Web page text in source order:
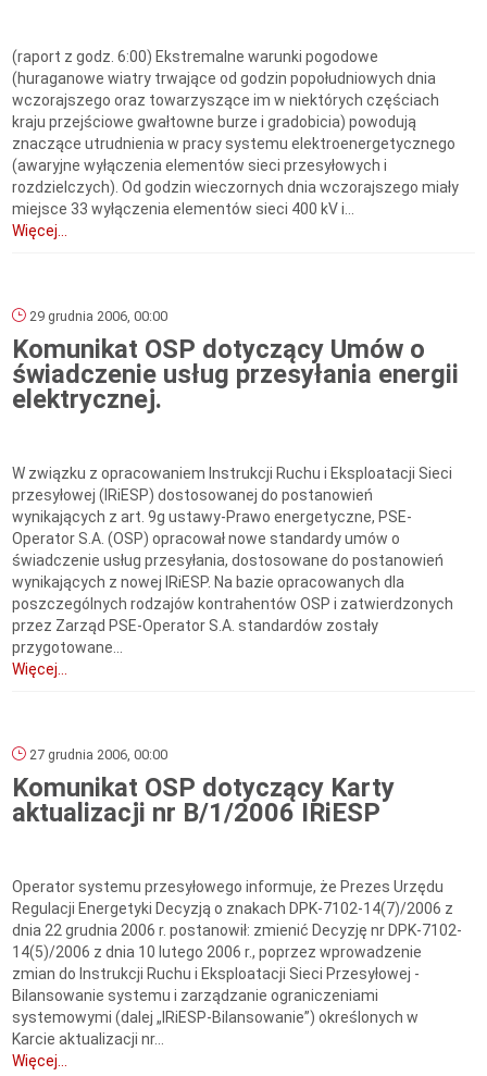
(raport z godz. 6:00) Ekstremalne warunki pogodowe
(huraganowe wiatry trwające od godzin popołudniowych dnia
wczorajszego oraz towarzyszące im w niektórych częściach
kraju przejściowe gwałtowne burze i gradobicia) powodują
znaczące utrudnienia w pracy systemu elektroenergetycznego
(awaryjne wyłączenia elementów sieci przesyłowych i
rozdzielczych). Od godzin wieczornych dnia wczorajszego miały
miejsce 33 wyłączenia elementów sieci 400 kV i...
Więcej...
29 grudnia 2006, 00:00
Komunikat OSP dotyczący Umów o
świadczenie usług przesyłania energii
elektrycznej.
W związku z opracowaniem Instrukcji Ruchu i Eksploatacji Sieci
przesyłowej (IRiESP) dostosowanej do postanowień
wynikających z art. 9g ustawy-Prawo energetyczne, PSE-
Operator S.A. (OSP) opracował nowe standardy umów o
świadczenie usług przesyłania, dostosowane do postanowień
wynikających z nowej IRiESP. Na bazie opracowanych dla
poszczególnych rodzajów kontrahentów OSP i zatwierdzonych
przez Zarząd PSE-Operator S.A. standardów zostały
przygotowane...
Więcej...
27 grudnia 2006, 00:00
Komunikat OSP dotyczący Karty
aktualizacji nr B/1/2006 IRiESP
Operator systemu przesyłowego informuje, że Prezes Urzędu
Regulacji Energetyki Decyzją o znakach DPK-7102-14(7)/2006 z
dnia 22 grudnia 2006 r. postanowił: zmienić Decyzję nr DPK-7102-
14(5)/2006 z dnia 10 lutego 2006 r., poprzez wprowadzenie
zmian do Instrukcji Ruchu i Eksploatacji Sieci Przesyłowej -
Bilansowanie systemu i zarządzanie ograniczeniami
systemowymi (dalej „IRiESP-Bilansowanie”) określonych w
Karcie aktualizacji nr...
Więcej...